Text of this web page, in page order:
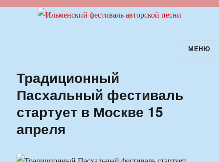
Ильменский фестиваль авторскойМЕНЮ
Традиционный
Пасхальный фестиваль
стартует в Москве 15
апреля